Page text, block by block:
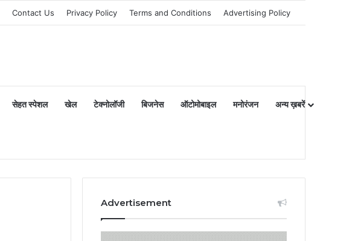
Contact Us Privacy Policy Terms and Conditions Advertising Policy
सेहत स्पेशल खेल टेक्नोलॉजी बिजनेस ऑटोमोबाइल मनोरंजन अन्य ख़बरें
Advertisement